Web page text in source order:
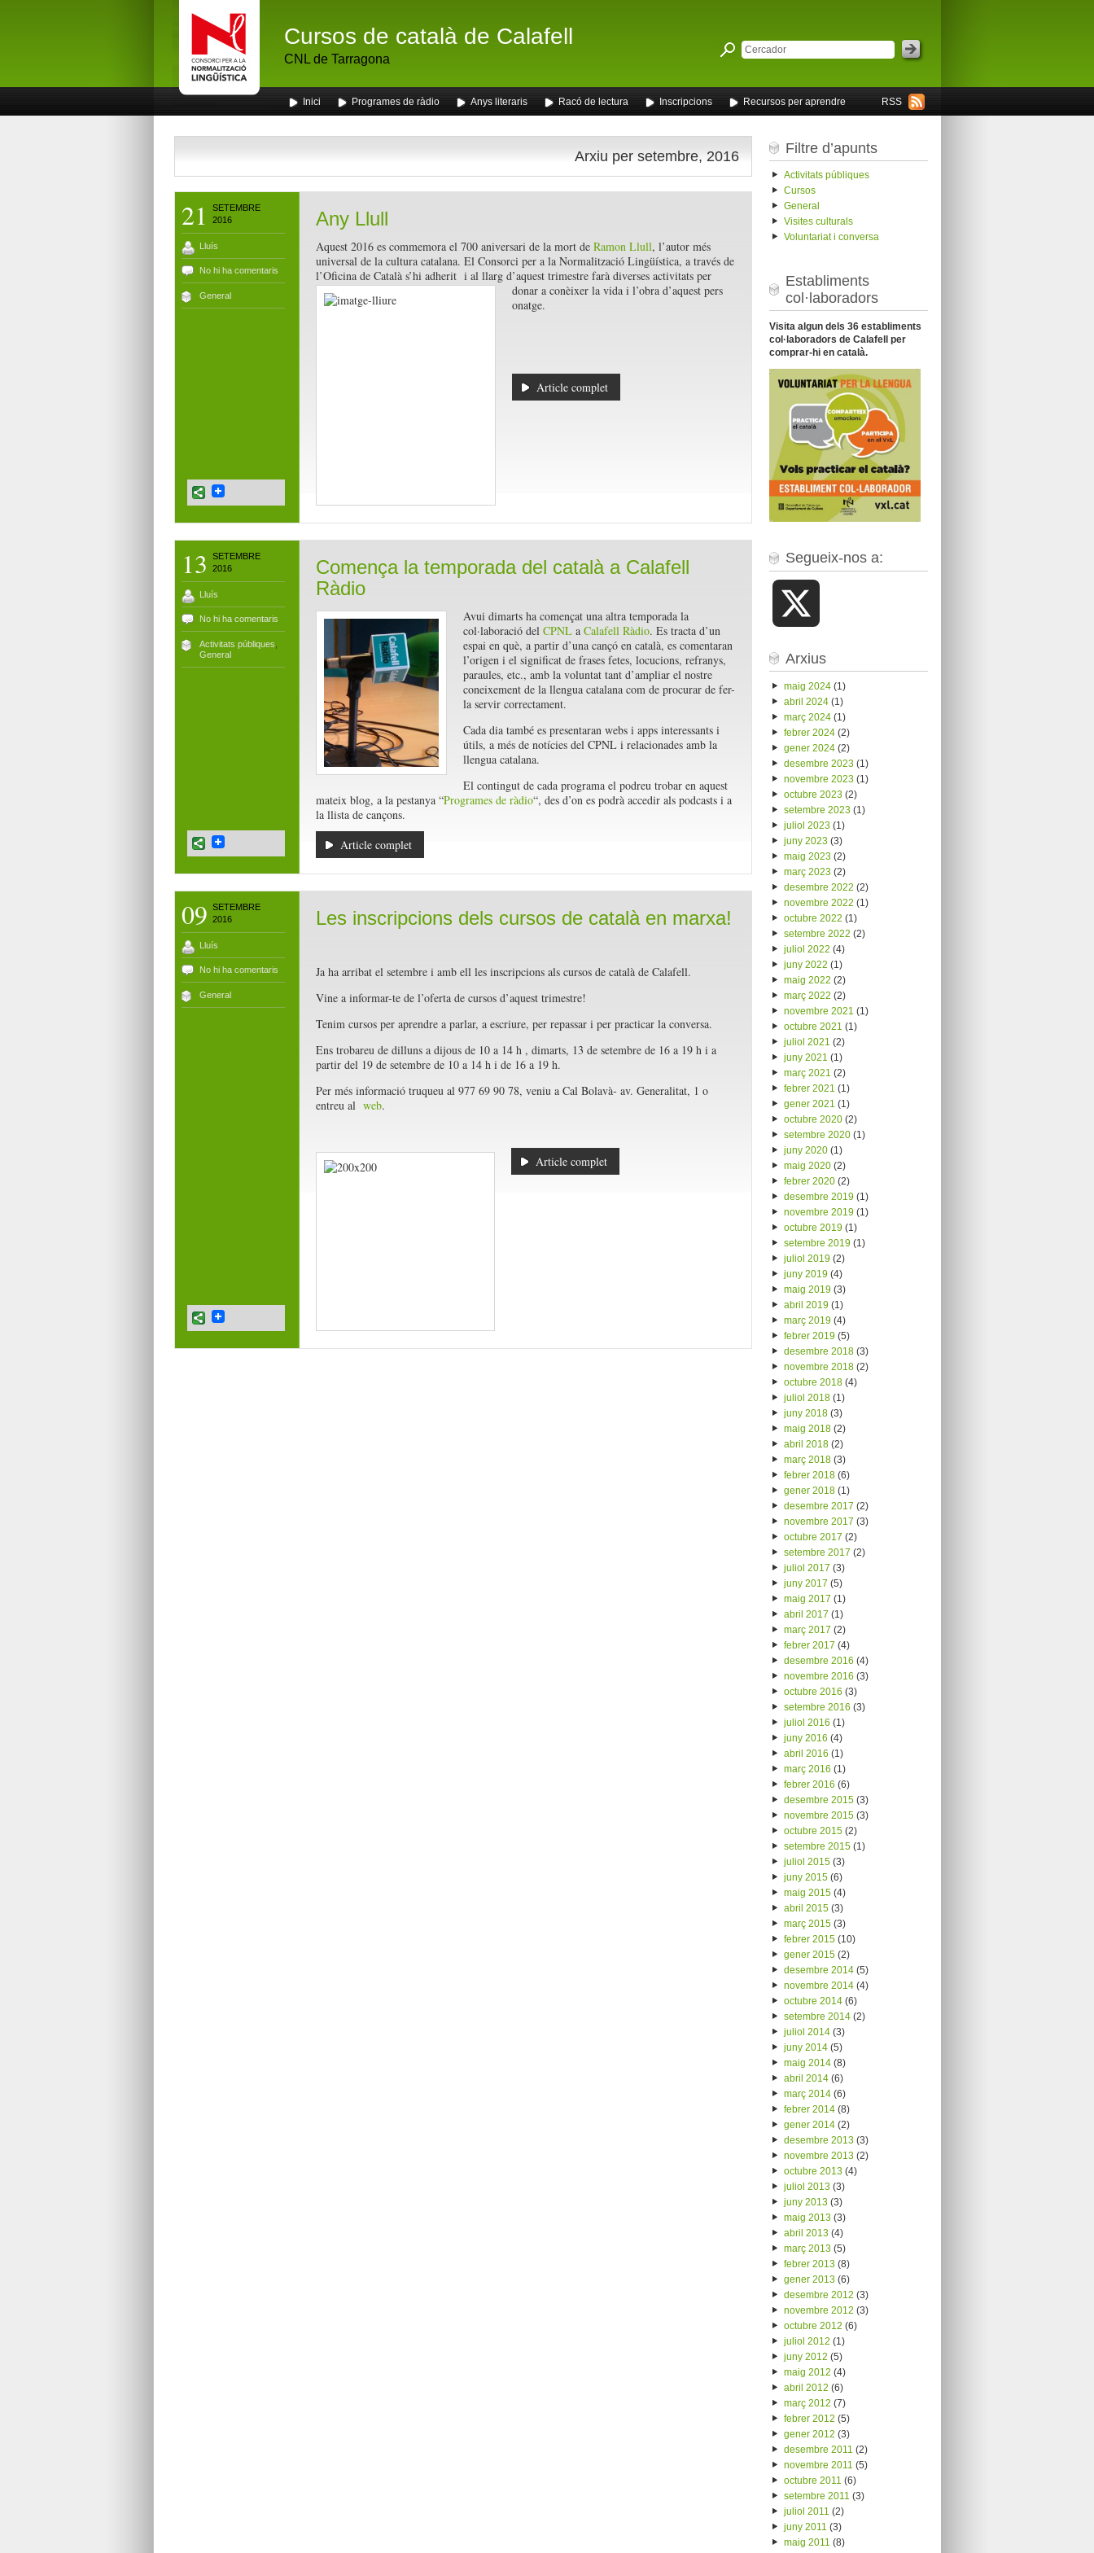
Cursos de català de Calafell
CNL de Tarragona
RSS
Inici Programes de ràdio Anys literaris Racó de lectura Inscripcions Recursos per aprendre
Arxiu per setembre, 2016
21
SETEMBRE
2016
Lluís
No hi ha comentaris
General
Any Llull
Aquest 2016 es commemora el 700 aniversari de la mort de Ramon Llull, l’autor més
universal de la cultura catalana. El Consorci per a la Normalització Lingüística, a través de
l’Oficina de Català s’hi adherit i al llarg d’aquest trimestre farà diverses activitats per
donar a conèixer la vida i l’obra d’aquest pers
onatge.
Article complet
13
SETEMBRE
2016
Lluís
No hi ha comentaris
Activitats públiques
General
Comença la temporada del català a Calafell
Ràdio
Avui dimarts ha començat una altra temporada la
col·laboració del CPNL a Calafell Ràdio. Es tracta d’un
espai en què, a partir d’una cançó en català, es comentaran
l’origen i el significat de frases fetes, locucions, refranys,
paraules, etc., amb la voluntat tant d’ampliar el nostre
coneixement de la llengua catalana com de procurar de fer-
la servir correctament.
Cada dia també es presentaran webs i apps interessants i
útils, a més de notícies del CPNL i relacionades amb la
llengua catalana.
El contingut de cada programa el podreu trobar en aquest
mateix blog, a la pestanya “Programes de ràdio“, des d’on es podrà accedir als podcasts i a
la llista de cançons.
Article complet
09 SETEMBRE
2016
Lluís
No hi ha comentaris
General
Les inscripcions dels cursos de català en marxa!
Ja ha arribat el setembre i amb ell les inscripcions als cursos de català de Calafell.
Vine a informar-te de l’oferta de cursos d’aquest trimestre!
Tenim cursos per aprendre a parlar, a escriure, per repassar i per practicar la conversa.
Ens trobareu de dilluns a dijous de 10 a 14 h , dimarts, 13 de setembre de 16 a 19 h i a
partir del 19 de setembre de 10 a 14 h i de 16 a 19 h.
Per més informació truqueu al 977 69 90 78, veniu a Cal Bolavà- av. Generalitat, 1 o
entreu al web.
Article complet
Filtre d’apunts
Activitats públiques
Cursos
General
Visites culturals
Voluntariat i conversa
Establiments
col·laboradors
Visita algun dels 36 establiments
col·laboradors de Calafell per
comprar-hi en català.
Segueix-nos a:
Arxius
maig 2024(1)
abril 2024(1)
març 2024(1)
febrer 2024(2)
gener 2024(2)
desembre 2023(1)
novembre 2023(1)
octubre 2023(2)
setembre 2023(1)
juliol 2023(1)
juny 2023(3)
maig 2023(2)
març 2023(2)
desembre 2022 (2)
novembre 2022 (1)
octubre 2022 (1)
setembre 2022 (2)
juliol 2022 (4)
juny 2022 (1)
maig 2022 (2)
març 2022 (2)
novembre 2021 (1)
octubre 2021 (1)
juliol 2021 (2)
juny 2021 (1)
març 2021 (2)
febrer 2021 (1)
gener 2021 (1)
octubre 2020(2)
setembre 2020(1)
juny 2020(1)
maig 2020(2)
febrer 2020(2)
desembre 2019(1)
novembre 2019(1)
octubre 2019(1)
setembre 2019(1)
juliol 2019(2)
juny 2019(4)
maig 2019(3)
abril 2019(1)
març 2019(4)
febrer 2019(5)
desembre 2018(3)
novembre 2018(2)
octubre 2018(4)
juliol 2018(1)
juny 2018(3)
maig 2018(2)
abril 2018(2)
març 2018(3)
febrer 2018(6)
gener 2018(1)
desembre 2017 (2)
novembre 2017 (3)
octubre 2017 (2)
setembre 2017 (2)
juliol 2017 (3)
juny 2017 (5)
maig 2017 (1)
abril 2017 (1)
març 2017 (2)
febrer 2017 (4)
desembre 2016 (4)
novembre 2016 (3)
octubre 2016 (3)
setembre 2016 (3)
juliol 2016 (1)
juny 2016 (4)
abril 2016 (1)
març 2016 (1)
febrer 2016 (6)
desembre 2015(3)
novembre 2015(3)
octubre 2015(2)
setembre 2015(1)
juliol 2015(3)
juny 2015(6)
maig 2015(4)
abril 2015(3)
març 2015(3)
febrer 2015(10)
gener 2015(2)
desembre 2014(5)
novembre 2014(4)
octubre 2014(6)
setembre 2014(2)
juliol 2014(3)
juny 2014(5)
maig 2014(8)
abril 2014(6)
març 2014(6)
febrer 2014(8)
gener 2014(2)
desembre 2013(3)
novembre 2013(2)
octubre 2013(4)
juliol 2013(3)
juny 2013(3)
maig 2013(3)
abril 2013(4)
març 2013(5)
febrer 2013(8)
gener 2013(6)
desembre 2012 (3)
novembre 2012 (3)
octubre 2012 (6)
juliol 2012 (1)
juny 2012 (5)
maig 2012 (4)
abril 2012 (6)
març 2012 (7)
febrer 2012 (5)
gener 2012 (3)
desembre 2011 (2)
novembre 2011 (5)
octubre 2011 (6)
setembre 2011 (3)
juliol 2011 (2)
juny 2011 (3)
maig 2011 (8)